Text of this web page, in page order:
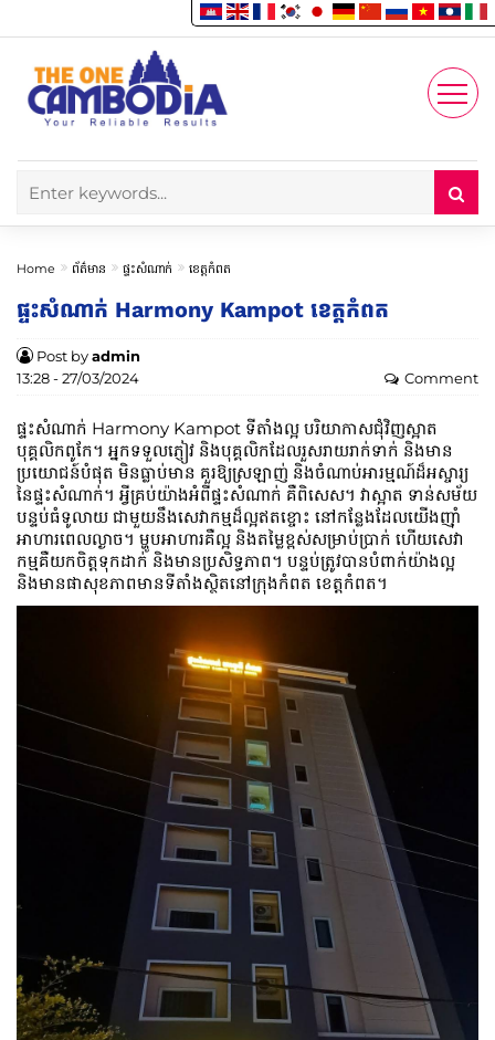
Account
Enjoy
Home ព័ត៌មាន ផ្ទះសំណាក់ ខេត្តកំពត
ផ្ទះសំណាក់​ Harmony Kampot ខេត្តកំពត
Post byadmin
13:28 - 27/03/2024
Comment
ផ្ទះសំណាក់​ Harmony Kampot ទីតាំងល្អ បរិយាកាសជុំវិញស្អាត
បុគ្គលិកពូកែ។ អ្នកទទួលភ្ញៀវ និងបុគ្គលិកដែលរួសរាយរាក់ទាក់ និងមាន
ប្រយោជន៍បំផុត មិនធ្លាប់មាន គួរឱ្យស្រឡាញ់ និងចំណាប់អារម្មណ៍ដ៏អស្ចារ្យ
នៃផ្ទះ​សំណាក់។ អ្វីគ្រប់យ៉ាងអំពីផ្ទះ​សំណាក់​ គឺពិសេស។ វាស្អាត ទាន់សម័យ
បន្ទប់ធំទូលាយ ជាមួយនឹងសេវាកម្មដ៏ល្អឥតខ្ចោះ នៅកន្លែងដែលយើងញ៉ាំ
អាហារពេលល្ងាច។ ម្ហូប​អាហារ​គឺ​ល្អ និង​តម្លៃ​ខ្ពស់​សម្រាប់​ប្រាក់ ហើយ​សេវា
កម្ម​គឺ​យក​ចិត្ត​ទុក​ដាក់ និង​មាន​ប្រសិទ្ធភាព។ បន្ទប់ត្រូវបានបំពាក់យ៉ាងល្អ
និងមានផាសុខភាពមានទីតាំងស្ថិតនៅក្រុងកំពត ខេត្តកំពត។